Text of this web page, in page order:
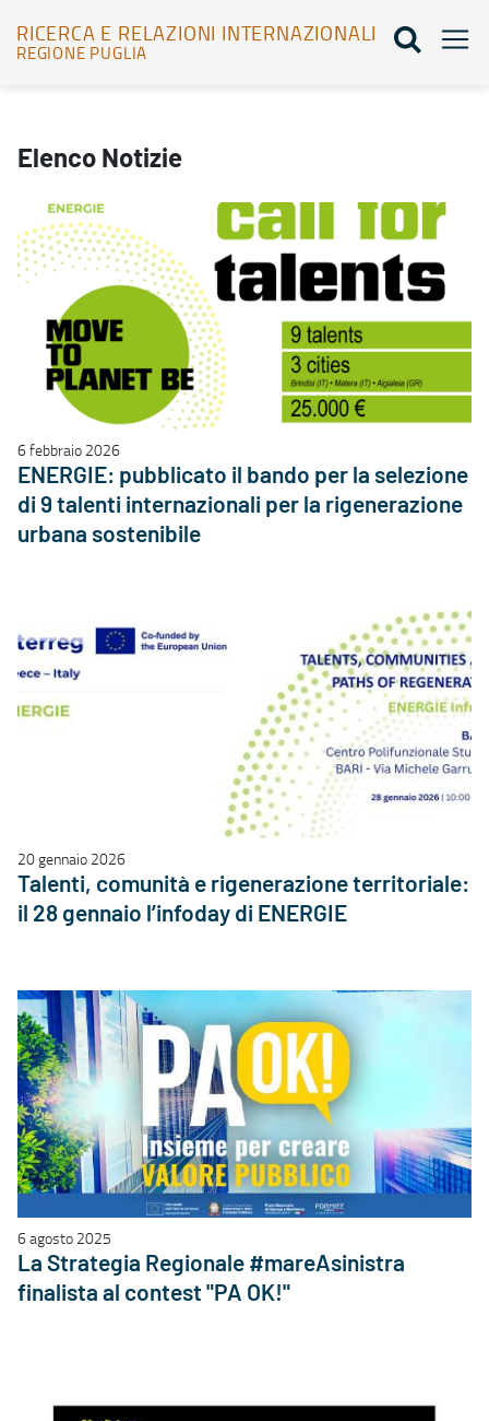
RICERCA E RELAZIONI INTERNAZIONALI
REGIONE PUGLIA
Elenco Notizie
6 febbraio 2026
ENERGIE: pubblicato il bando per la selezione
di 9 talenti internazionali per la rigenerazione
urbana sostenibile
20 gennaio 2026
Talenti, comunità e rigenerazione territoriale:
il 28 gennaio l’infoday di ENERGIE
6 agosto 2025
La Strategia Regionale #mareAsinistra
finalista al contest "PA OK!"